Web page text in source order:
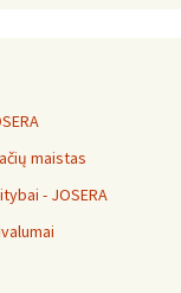
maistas
- JOSERA